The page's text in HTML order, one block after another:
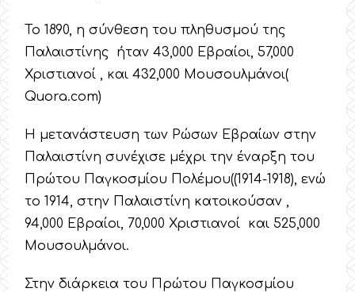
Το 1890, η σύνθεση του πληθυσμού της
Παλαιστίνης ήταν 43,000 Εβραίοι, 57,000
Χριστιανοί , και 432,000 Μουσουλμάνοι(
Quora.com)
Η μετανάστευση των Ρώσων Εβραίων στην
Παλαιστίνη συνέχισε μέχρι την έναρξη του
Πρώτου Παγκοσμίου Πολέμου((1914-1918), ενώ
το 1914, στην Παλαιστίνη κατοικούσαν ,
94,000 Εβραίοι, 70,000 Χριστιανοί και 525,000
Μουσουλμάνοι.
Στην διάρκεια του Πρώτου Παγκοσμίου